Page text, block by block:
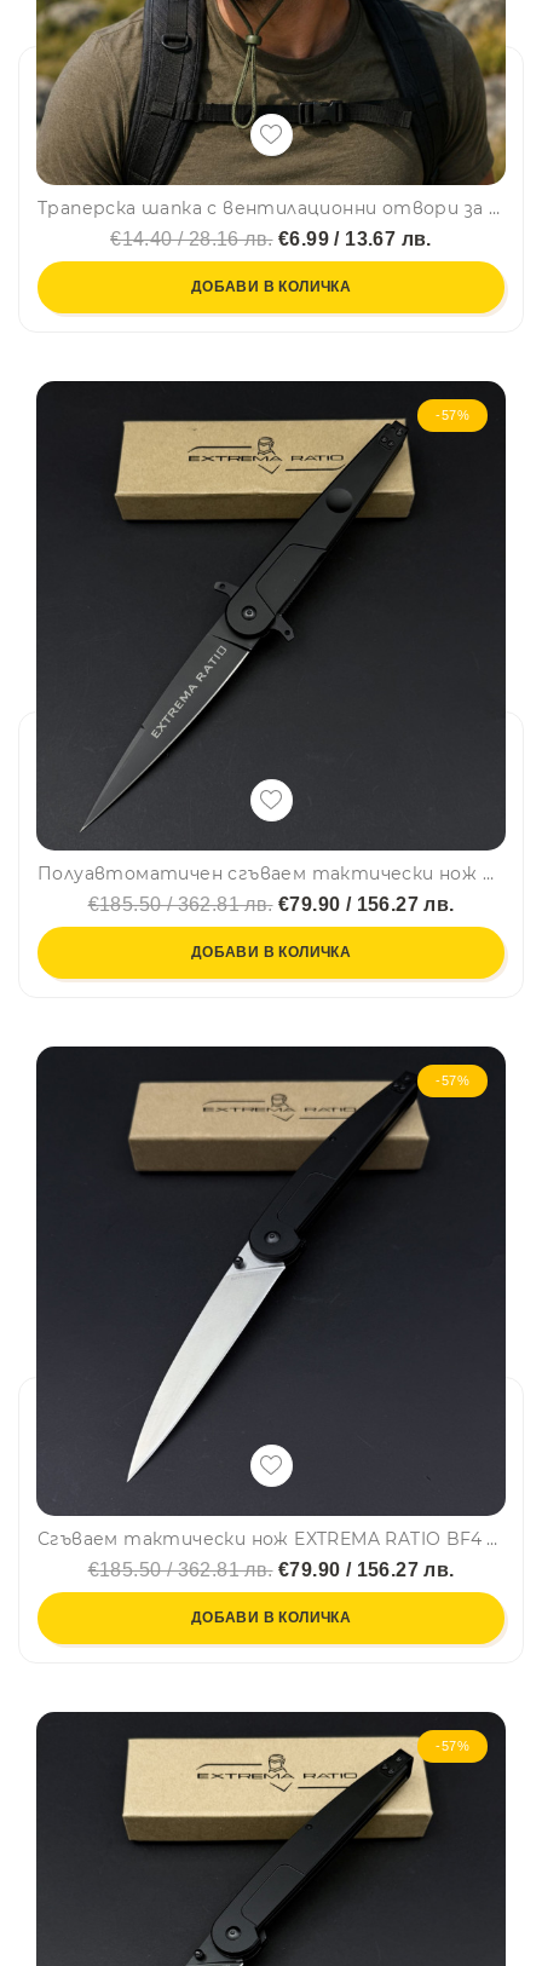
Траперска шапка с вентилационни отвори за лов, риболов и туризъм Military green, регулируема връзка
€14.40 / 28.16 лв.€6.99 / 13.67 лв.
ДОБАВИ В КОЛИЧКА
-57%
Полуавтоматичен сгъваем тактически нож EXTREMA RATIO BD4 CINTRACTOR Black, немска супер стомана BÖHLER N60, подаръчна кутия
€185.50 / 362.81 лв.€79.90 / 156.27 лв.
ДОБАВИ В КОЛИЧКА
-57%
Сгъваем тактически нож EXTREMA RATIO BF4 R Satin, немска супер стомана BÖHLER N60, подаръчна кутия
€185.50 / 362.81 лв.€79.90 / 156.27 лв.
ДОБАВИ В КОЛИЧКА
-57%